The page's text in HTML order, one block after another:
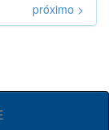
próximo >